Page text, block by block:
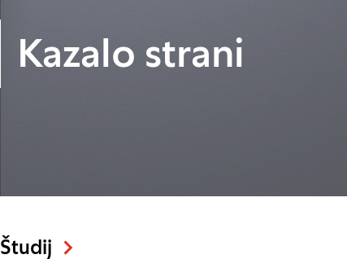
Kazalo strani
Študij